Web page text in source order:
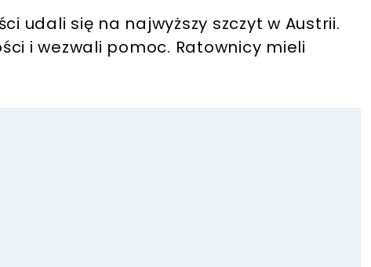
udali się na najwyższy szczyt w Austrii.
i wezwali pomoc. Ratownicy mieli